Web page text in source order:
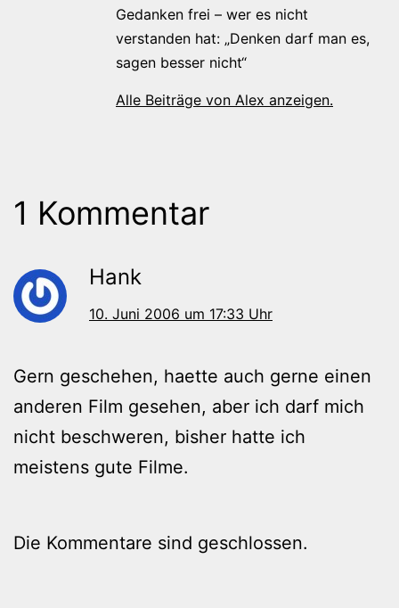
Gedanken frei – wer es nicht
verstanden hat: „Denken darf man es,
sagen besser nicht“
Alle Beiträge von Alex anzeigen.
1 Kommentar
Hank
10. Juni 2006 um 17:33 Uhr
Gern geschehen, haette auch gerne einen
anderen Film gesehen, aber ich darf mich
nicht beschweren, bisher hatte ich
meistens gute Filme.
Die Kommentare sind geschlossen.